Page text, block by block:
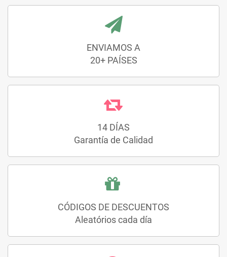
ENVIAMOS A
20+ PAÍSES
14 DÍAS
Garantía de Calidad
CÓDIGOS DE DESCUENTOS
Aleatórios cada día